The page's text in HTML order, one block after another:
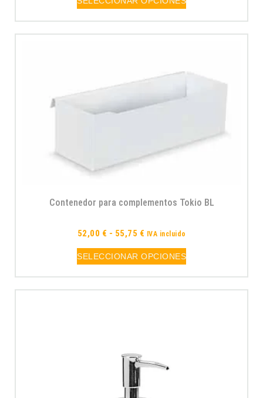
Contenedor para complementos Tokio BL
52,00 € - 55,75 € IVA incluido
SELECCIONAR OPCIONES